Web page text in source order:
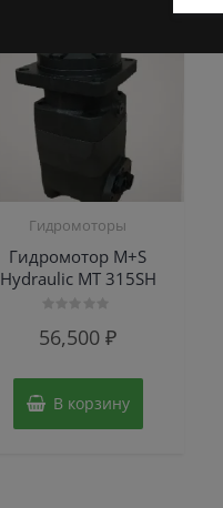
Гидромоторы
Гидромотор M+S
Hydraulic МТ 315SH
0
56,500₽
В корзину